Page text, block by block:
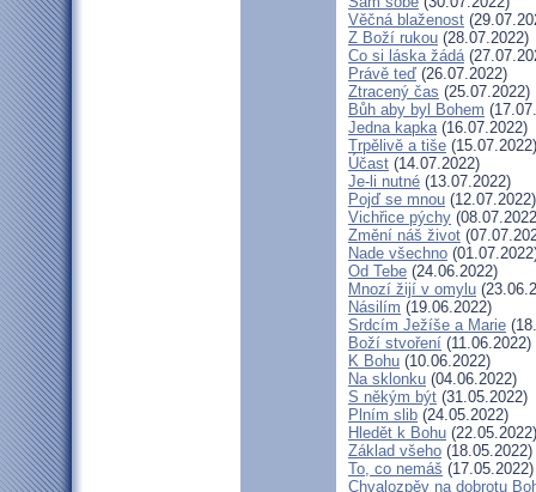
Věčná blaženost
Z Boží rukou (28.07.2022)
Co si láska žádá
Právě teď (26.07.2022)
Ztracený čas (25.07.2022)
Bůh aby byl Bohem
Jedna kapka(16.07.2022)
Trpělivě a tiše (15.07.2022)
Účast (14.07.2022)
Je-li nutné (13.07.2022)
Pojď se mnou (12.07.2022)
Vichřice pýchy
Změní náš život
Nade všechno
Od Tebe (24.06.2022)
Mnozí žijí v omylu
Násilím (19.06.2022)
Srdcím Ježíše a Marie
Boží stvoření (11.06.2022)
K Bohu (10.06.2022)
Na sklonku (04.06.2022)
S někým být (31.05.2022)
Plním slib (24.05.2022)
Hledět k Bohu (22.05.2022)
Základ všeho (18.05.2022)
To, co nemáš (17.05.2022)
Chvalozpěv na dobrotu